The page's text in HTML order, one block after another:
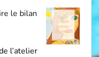
le bilan
l’atelier